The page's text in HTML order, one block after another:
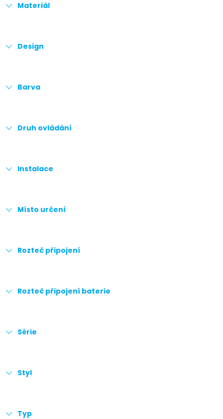
Materiál
Design
Barva
Druh ovládání
Instalace
Místo určení
Rozteč připojení
Rozteč připojení baterie
Série
Styl
Typ